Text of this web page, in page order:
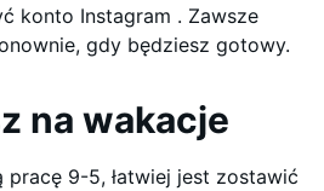
konto Instagram . Zawsze
gdy będziesz gotowy.
na wakacje
pracę 9-5, łatwiej jest zostawić